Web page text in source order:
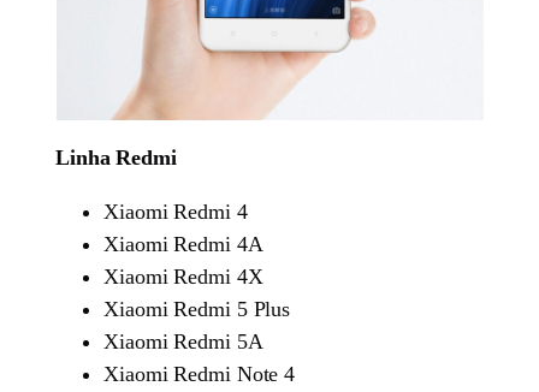
Linha Redmi
Xiaomi Redmi 4
Xiaomi Redmi 4A
Xiaomi Redmi 4X
Xiaomi Redmi 5 Plus
Xiaomi Redmi 5A
Xiaomi Redmi Note 4